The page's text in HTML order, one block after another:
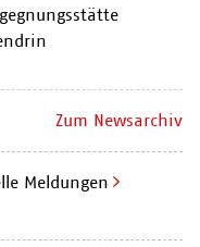
Zum Newsarchiv
Meldungen